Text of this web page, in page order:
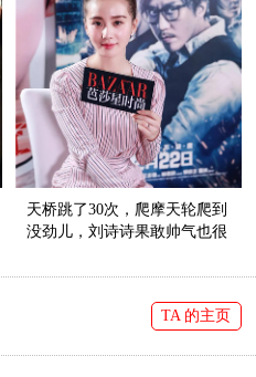
天桥跳了30次，爬摩天轮爬到
没劲儿，刘诗诗果敢帅气也很
TA 的主页